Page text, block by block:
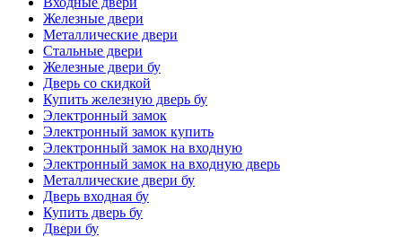
Железные двери
Металлические двери
Стальные двери
Железные двери бу
Дверь со скидкой
Купить железную дверь бу
Электронный замок
Электронный замок купить
Электронный замок на входную
Электронный замок на входную дверь
Металлические двери бу
Дверь входная бу
Купить дверь бу
Двери бу